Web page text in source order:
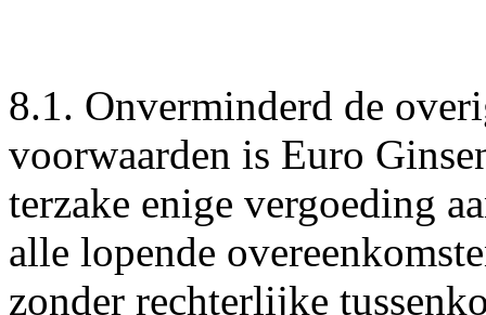
8.1. Onverminderd de
voorwaarden is Euro
terzake enige vergoeding
alle lopende
zonder rechterlijke